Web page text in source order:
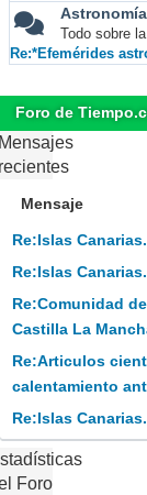
Astronomía
Todo sobre
Re:*Efemérides
Foro de
Mensaje
Re:Islas
Re:Islas
Re:Comunidad
Castilla La
Re:Articulos
calentamiento
Re:Islas
Foro